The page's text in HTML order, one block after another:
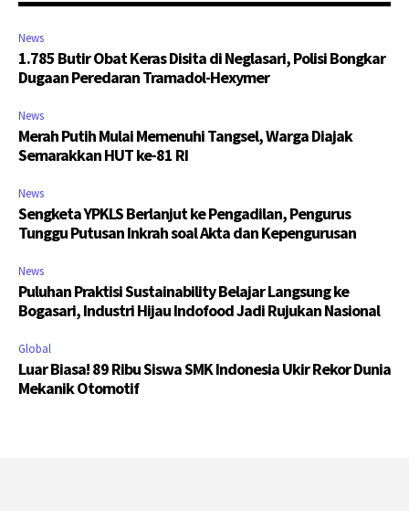
News
1.785 Butir Obat Keras Disita di Neglasari, Polisi Bongkar
Dugaan Peredaran Tramadol-Hexymer
News
Merah Putih Mulai Memenuhi Tangsel, Warga Diajak
Semarakkan HUT ke-81 RI
News
Sengketa YPKLS Berlanjut ke Pengadilan, Pengurus
Tunggu Putusan Inkrah soal Akta dan Kepengurusan
News
Puluhan Praktisi Sustainability Belajar Langsung ke
Bogasari, Industri Hijau Indofood Jadi Rujukan Nasional
Global
Luar Biasa! 89 Ribu Siswa SMK Indonesia Ukir Rekor Dunia
Mekanik Otomotif